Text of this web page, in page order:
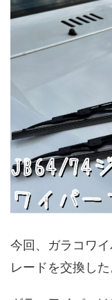
今回、ガラコワ
レードを交換した